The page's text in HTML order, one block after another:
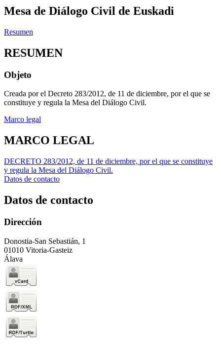
Mesa de Diálogo Civil de Euskadi
Resumen
RESUMEN
Objeto
Creada por el Decreto 283/2012, de 11 de diciembre, por el que se
constituye y regula la Mesa del Diálogo Civil.
Marco legal
MARCO LEGAL
DECRETO 283/2012, de 11 de diciembre, por el que se constituye
y regula la Mesa del Diálogo Civil.
Datos de contacto
Datos de contacto
Dirección
Donostia-San Sebastián, 1
01010 Vitoria-Gasteiz
Álava